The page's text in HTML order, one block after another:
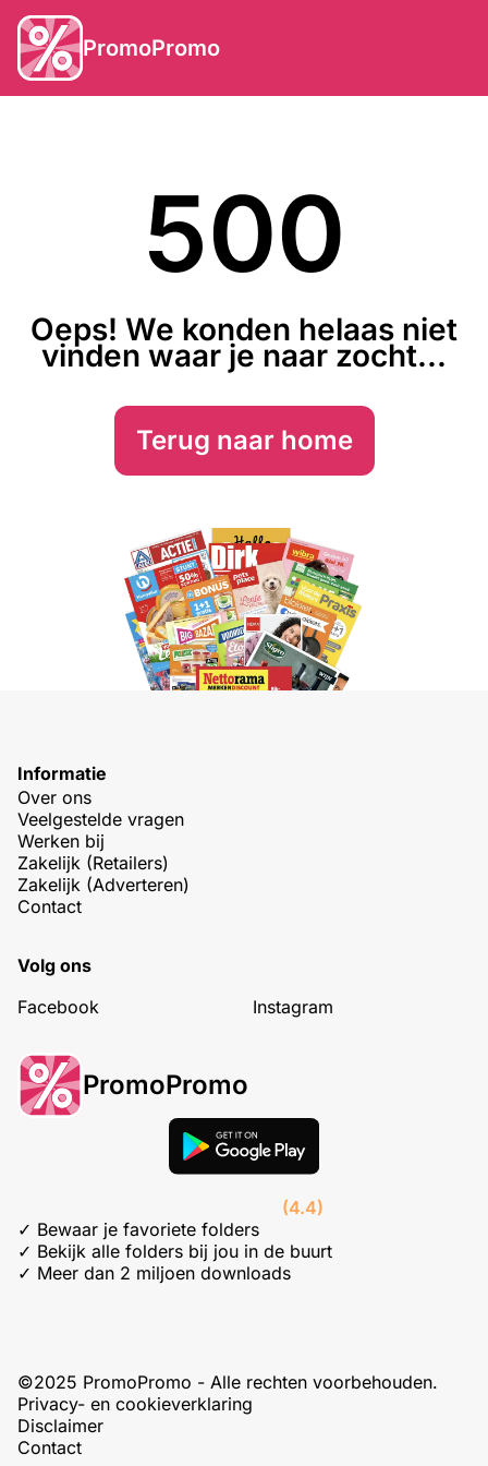
PromoPromo
500
Oeps! We konden helaas niet
vinden waar je naar zocht...
Terug naar home
Informatie
Over ons
Veelgestelde vragen
Werken bij
Zakelijk (Retailers)
Zakelijk (Adverteren)
Contact
Volg ons
Facebook
Instagram
PromoPromo
(4.4)
✓ Bewaar je favoriete folders
✓ Bekijk alle folders bij jou in de buurt
✓ Meer dan 2 miljoen downloads
©2025 PromoPromo - Alle rechten voorbehouden.
Privacy- en cookieverklaring
Disclaimer
Contact